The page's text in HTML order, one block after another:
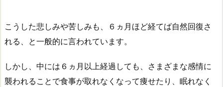
こうした悲しみや苦しみも、６ヵ月ほど経てば自然回復さ
れる、と一般的に言われています。
しかし、中には６ヵ月以上経過しても、さまざまな感情に
襲われることで食事が取れなくなって痩せたり、眠れなく